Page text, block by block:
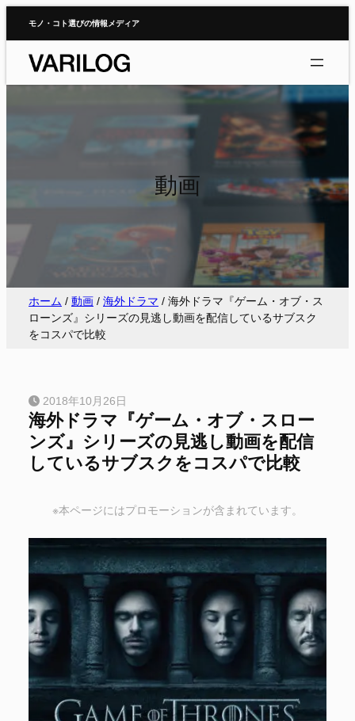
モノ・コト選びの情報メディア
動画
ホーム / 動画 / 海外ドラマ / 海外ドラマ『ゲーム・オブ・ス
ローンズ』シリーズの見逃し動画を配信しているサブスク
をコスパで比較
2018年10月26日
海外ドラマ『ゲーム・オブ・スロー
ンズ』シリーズの見逃し動画を配信
しているサブスクをコスパで比較
※本ページにはプロモーションが含まれています。